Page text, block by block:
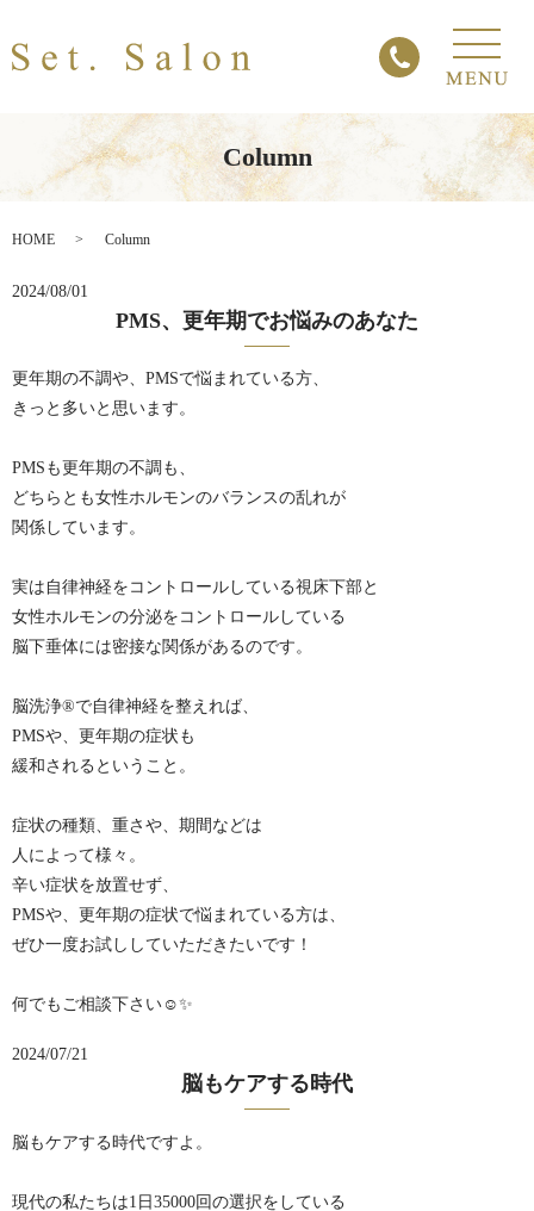
Column
HOME Column
2024/08/01
PMS、更年期でお悩みのあなた
更年期の不調や、PMSで悩まれている方、
きっと多いと思います。
PMSも更年期の不調も、
どちらとも女性ホルモンのバランスの乱れが
関係しています。
実は自律神経をコントロールしている視床下部と
女性ホルモンの分泌をコントロールしている
脳下垂体には密接な関係があるのです。
脳洗浄®︎で自律神経を整えれば、
PMSや、更年期の症状も
緩和されるということ。
症状の種類、重さや、期間などは
人によって様々。
辛い症状を放置せず、
PMSや、更年期の症状で悩まれている方は、
ぜひ一度お試ししていただきたいです！
何でもご相談下さい☺️✨
2024/07/21
脳もケアする時代
脳もケアする時代ですよ。
現代の私たちは1日35000回の選択をしている